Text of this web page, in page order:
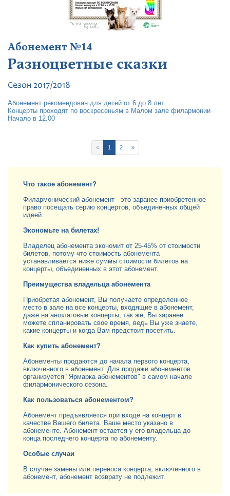
Что такое абонемент?
Филармонический абонемент - это заранее приобретенное
право посещать серию концертов, объединенных общей
идеей.
Экономьте на билетах!
Владелец абонемента экономит от 25-45% от стоимости
билетов, потому что стоимость абонемента
устанавливается ниже суммы стоимости билетов на
концерты, объединенных в этот абонемент.
Преимущества владельца абонемента
Приобретая абонемент, Вы получаете определенное
место в зале на все концерты, входящие в абонемент,
даже на аншлаговые концерты, так же, Вы заранее
можете спланировать свое время, ведь Вы уже знаете,
какие концерты и когда Вам предстоит посетить.
Как купить абонемент?
Абонементы продаются до начала первого концерта,
включенного в абонемент. Для продажи абонементов
организуется "Ярмарка абонементов" в самом начале
филармонического сезона.
Как пользоваться абонементом?
Абонемент предъявляется при входе на концерт в
качестве Вашего билета. Ваше место указано в
абонементе. Абонемент остается у его владельца до
конца последнего концерта по абонементу.
Особые случаи
В случае замены или переноса концерта, включенного в
абонемент, абонемент возврату не подлежит.
Абонемент №14
Разноцветные сказки
Сезон 2017/2018
Абонемент рекомендован для детей от 6 до 8 лет
Концерты проходят по воскресеньям в Малом зале филармонии
Начало в 12.00
« 1 2 »